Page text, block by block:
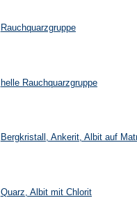
Rauchquarzgruppe
helle Rauchquarzgruppe
Bergkristall, Ankerit, Albit auf
Quarz, Albit mit Chlorit